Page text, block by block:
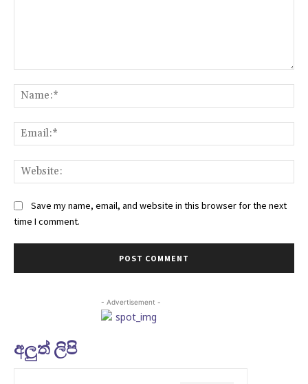
Save my name, email, and website in this browser for the next
time I comment.
- Advertisement -
අලුත් ලිපි